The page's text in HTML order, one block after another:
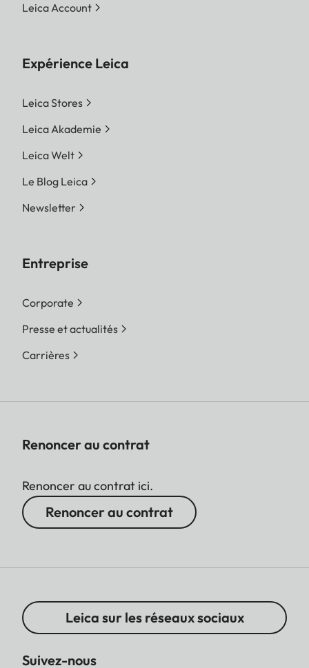
Leica Account
Expérience Leica
Leica Stores
Leica Akademie
Leica Welt
Le Blog Leica
Newsletter
Entreprise
Corporate
Presse et actualités
Carrières
Renoncer au contrat
Renoncer au contrat ici.
Renoncer au contrat
Leica sur les réseaux sociaux
Suivez-nous